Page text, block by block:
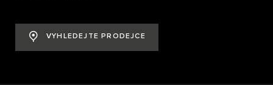
VYHLEDEJTE PRODEJCE